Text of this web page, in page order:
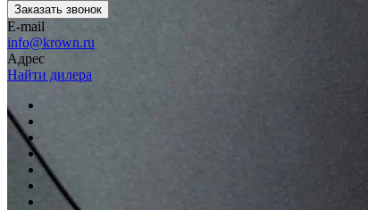
Заказать звонок
E-mail
info@krown.ru
Адрес
Найти дилера